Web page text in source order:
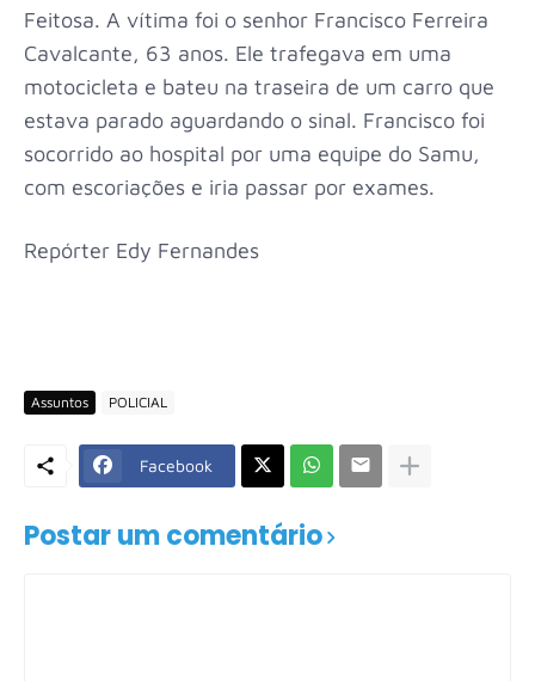
Feitosa. A vítima foi o senhor Francisco Ferreira
Cavalcante, 63 anos. Ele trafegava em uma
motocicleta e bateu na traseira de um carro que
estava parado aguardando o sinal. Francisco foi
socorrido ao hospital por uma equipe do Samu,
com escoriações e iria passar por exames.
Repórter Edy Fernandes
Assuntos POLICIAL
Facebook
Postar um comentário